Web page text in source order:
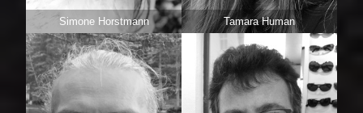
Simone Horstmann Tamara Human